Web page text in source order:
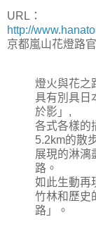
URL：
http://
京都嵐山花燈路
燈火與花之
具有別具日
於影」,
各式各樣的
5.2km的散
展現的淋漓
路。
如此生動再
竹林和歷史
路」。